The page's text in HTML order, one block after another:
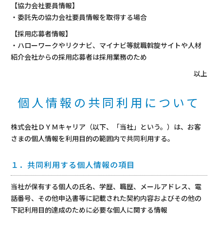
【協力会社要員情報】
・委託先の協力会社要員情報を取得する場合
【採用応募者情報】
・ハローワークやリクナビ、マイナビ等就職斡旋サイトや人材
紹介会社からの採用応募者は採用業務のため
以上
個人情報の共同利用について
株式会社ＤＹＭキャリア（以下、「当社」という。）は、お客
さまの個人情報を利用目的の範囲内で共同利用する。
１．共同利用する個人情報の項目
当社が保有する個人の氏名、学歴、職歴、メールアドレス、電
話番号、その他申込書等に記載された契約内容およびその他の
下記利用目的達成のために必要な個人に関する情報